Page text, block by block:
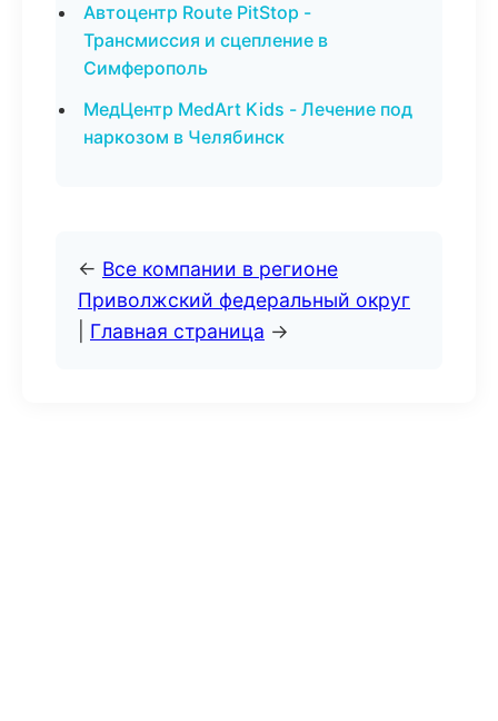
Автоцентр Route PitStop -
Трансмиссия и сцепление в
Симферополь
МедЦентр MedArt Kids - Лечение под
наркозом в Челябинск
← Все компании в регионе
Приволжский федеральный округ
Главная страница →